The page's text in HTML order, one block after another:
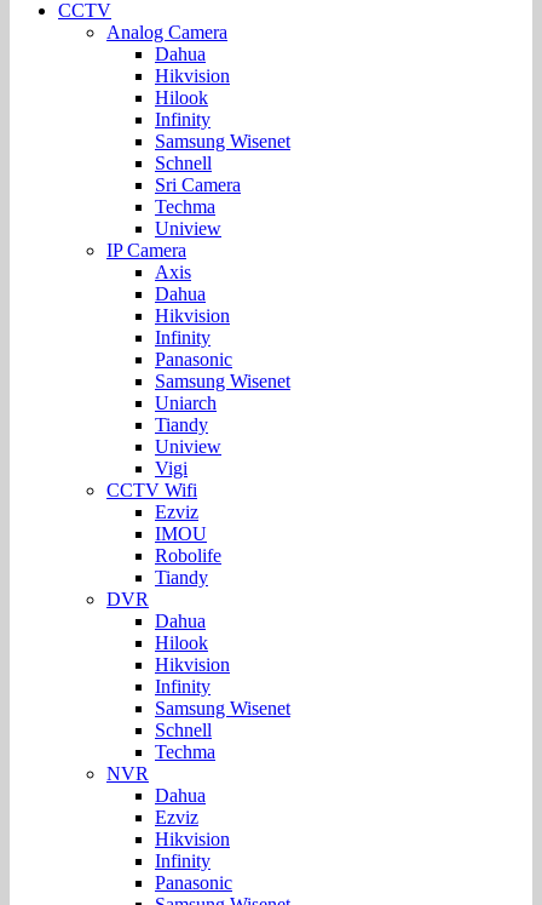
CCTV
Analog Camera
Dahua
Hikvision
Hilook
Infinity
Samsung Wisenet
Schnell
Sri Camera
Techma
Uniview
IP Camera
Axis
Dahua
Hikvision
Infinity
Panasonic
Samsung Wisenet
Uniarch
Tiandy
Uniview
Vigi
CCTV Wifi
Ezviz
IMOU
Robolife
Tiandy
DVR
Dahua
Hilook
Hikvision
Infinity
Samsung Wisenet
Schnell
Techma
NVR
Dahua
Ezviz
Hikvision
Infinity
Panasonic